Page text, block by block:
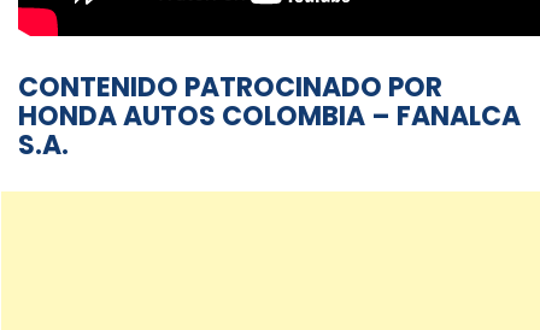
CONTENIDO PATROCINADO POR
HONDA AUTOS COLOMBIA – FANALCA
S.A.